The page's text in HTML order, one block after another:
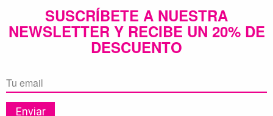
SUSCRÍBETE A NUESTRA
NEWSLETTER Y RECIBE UN 20% DE
DESCUENTO